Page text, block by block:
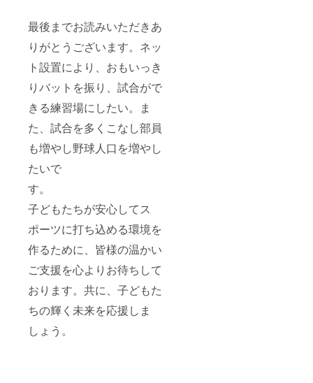
最後までお読みいただきあ
りがとうございます。ネッ
ト設置により、おもいっき
りバットを振り、試合がで
きる練習場にしたい。ま
た、試合を多くこなし部員
も増やし野球人口を増やし
たいで
す。
子どもたちが安心してス
ポーツに打ち込める環境を
作るために、皆様の温かい
ご支援を心よりお待ちして
おります。共に、子どもた
ちの輝く未来を応援しま
しょう。